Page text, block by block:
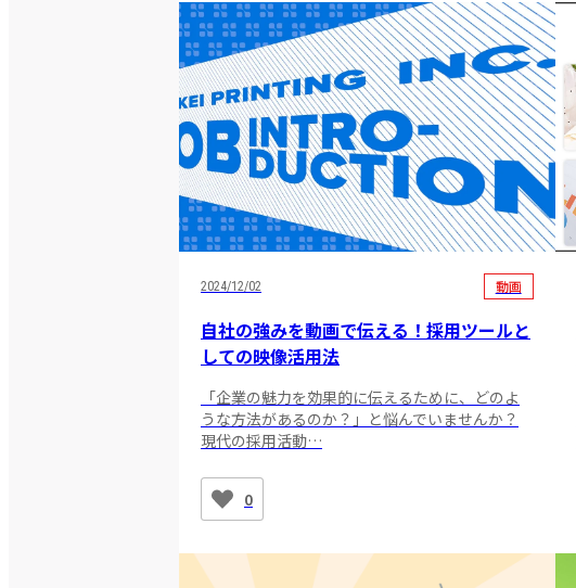
2024/12/02 動画
自社の強みを動画で伝える！採用ツールと
しての映像活用法
「企業の魅力を効果的に伝えるために、どのよ
うな方法があるのか？」と悩んでいませんか？
現代の採用活動…
0